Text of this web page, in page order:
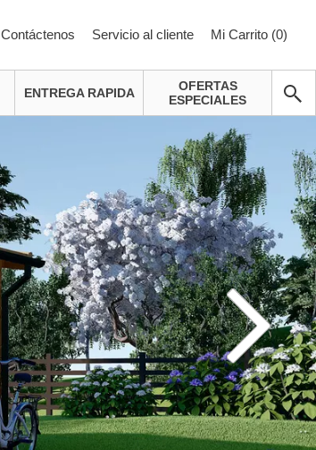
Contáctenos Servicio al cliente Mi Carrito (0)
ENTREGA RAPIDA
OFERTAS
ESPECIALES